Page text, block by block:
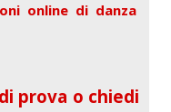
online di danza
prova o chiedi